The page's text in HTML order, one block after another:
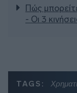
Πώς
- Οι 3
TAGS: